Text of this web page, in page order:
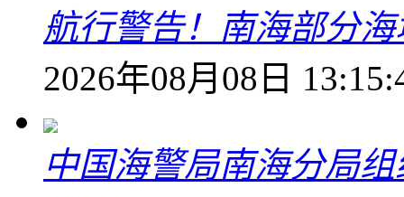
航行警告！南海部分
2026年08月08日
中国海警局南海分局